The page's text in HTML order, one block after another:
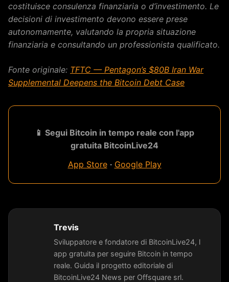
costituisce consulenza finanziaria o d’investimento. Le
decisioni di investimento devono essere prese
autonomamente, valutando la propria situazione
finanziaria e consultando un professionista qualificato.
Fonte originale: TFTC — Pentagon’s $80B Iran War
Supplemental Deepens the Bitcoin Debt Case
📱 Segui Bitcoin in tempo reale con l'app
gratuita BitcoinLive24
App Store· Google Play
Trevis
Sviluppatore e fondatore di BitcoinLive24, l
app gratuita per seguire Bitcoin in tempo
reale. Guida il progetto editoriale di
BitcoinLive24 News per Offsquare srl.